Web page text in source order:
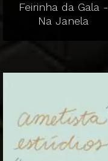
Feirinha da Gala -
Na Janela